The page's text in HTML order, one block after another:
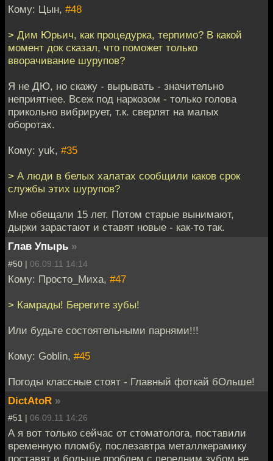
Кому: Цын, #48
> Дим Юрьич, как процедурка, терпимо? В какой
момент док сказал, что поможет только
вворачивание шурупов?
Я не ДЮ, но скажу - вырывать - значительно
неприятнее. Всеж под наркозом - только голова
прикольно вибрирует, т.к. сверлят на малых
оборотах.
Кому: yuk, #35
> А люди в белых халатах сообщили каков срок
службы этих шурупов?
Мне обещали 15 лет. Потом старые вынимают,
дырки зарастают и ставят новые - как-то так.
Глав Упырь »
#50 | 06.09.11 14:14
Кому: Просто_Миха, #47
> Камрады! Берегите зубы!
Или будьте состоятельными парнями!!!
Кому: Goblin, #45
Погоды классные стоят - Главный фоткай бОльше!
DictAtoR »
#51 | 06.09.11 14:26
А я вот только сейчас от стоматолога, поставили
временную пломбу, послезавтра металлкерамику
поставят и больше проблем с передним зубом не